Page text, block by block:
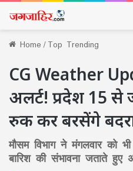
Home/Top Trending
CG Weather
अलर्ट! प्रदेश 15 से
रुक कर बरसेंगे
मौसम विभाग ने मंगलवार
बारिश की संभावना जताते हुए